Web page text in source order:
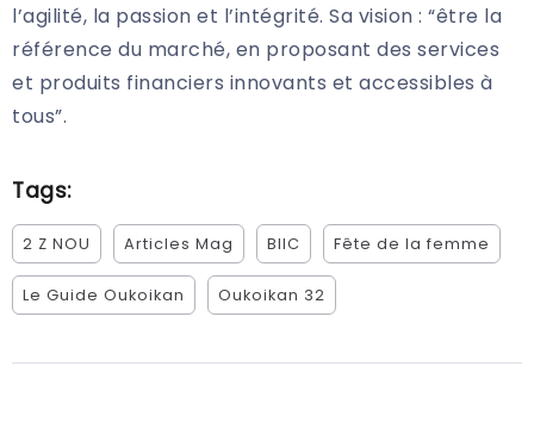
l’agilité, la passion et l’intégrité. Sa vision : “être la
référence du marché, en proposant des services
et produits financiers innovants et accessibles à
tous”.
Tags:
2 Z NOU Articles Mag BIIC Fête de la femme
Le Guide Oukoikan Oukoikan 32